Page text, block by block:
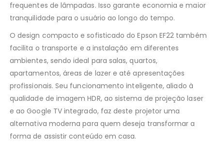
frequentes de lâmpadas. Isso garante economia e maior
tranquilidade para o usuário ao longo do tempo.
O design compacto e sofisticado do Epson EF22 também
facilita o transporte e a instalação em diferentes
ambientes, sendo ideal para salas, quartos,
apartamentos, áreas de lazer e até apresentações
profissionais. Seu funcionamento inteligente, aliado à
qualidade de imagem HDR, ao sistema de projeção laser
e ao Google TV integrado, faz deste projetor uma
alternativa moderna para quem deseja transformar a
forma de assistir conteúdo em casa.